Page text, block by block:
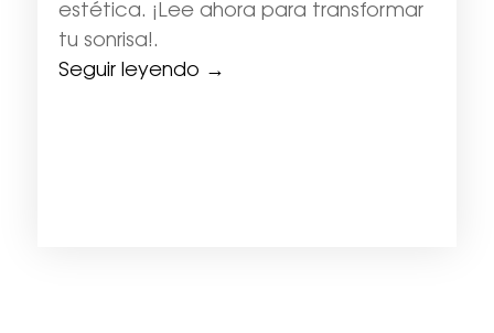
estética. ¡Lee ahora para transformar
tu sonrisa!.
Seguir leyendo →